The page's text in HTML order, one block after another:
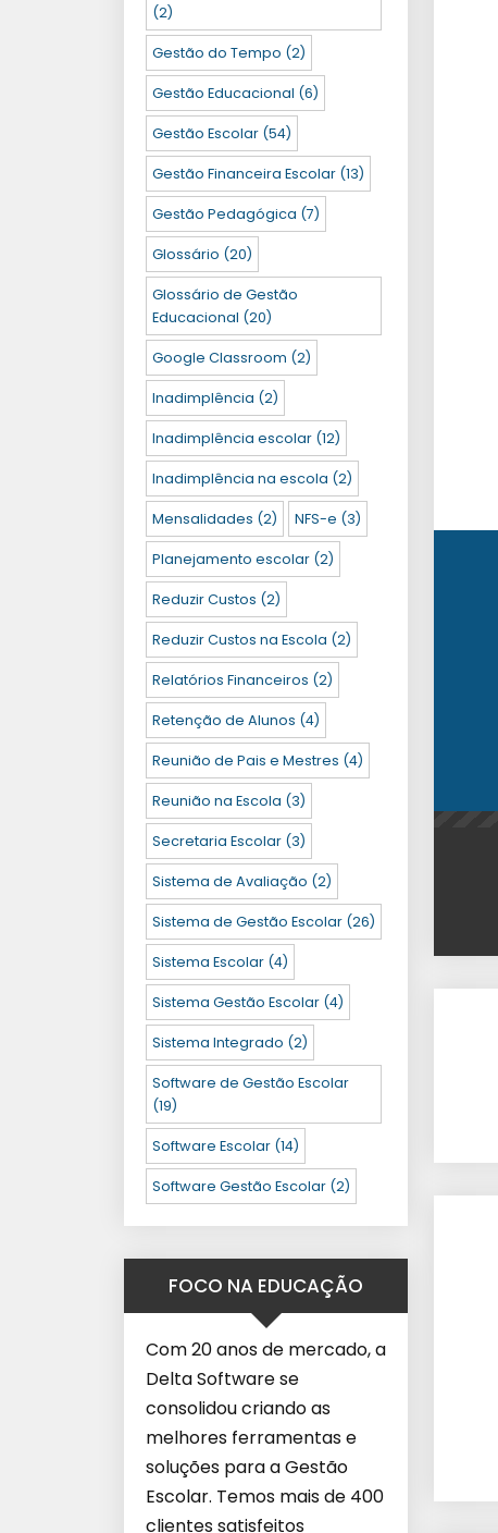
(2)
Gestão do Tempo (2)
Gestão Educacional (6)
Gestão Escolar (54)
Gestão Financeira Escolar (13)
Gestão Pedagógica (7)
Glossário (20)
Glossário de Gestão
Educacional (20)
Google Classroom (2)
Inadimplência (2)
Inadimplência escolar (12)
Inadimplência na escola (2)
Mensalidades (2) NFS-e (3)
Planejamento escolar (2)
Reduzir Custos (2)
Reduzir Custos na Escola (2)
Relatórios Financeiros (2)
Retenção de Alunos (4)
Reunião de Pais e Mestres (4)
Reunião na Escola (3)
Secretaria Escolar (3)
Sistema de Avaliação (2)
Sistema de Gestão Escolar (26)
Sistema Escolar (4)
Sistema Gestão Escolar (4)
Sistema Integrado (2)
Software de Gestão Escolar
(19)
Software Escolar (14)
Software Gestão Escolar (2)
FOCO NA EDUCAÇÃO
Com 20 anos de mercado, a
Delta Software se
consolidou criando as
melhores ferramentas e
soluções para a Gestão
Escolar. Temos mais de 400
clientes satisfeitos